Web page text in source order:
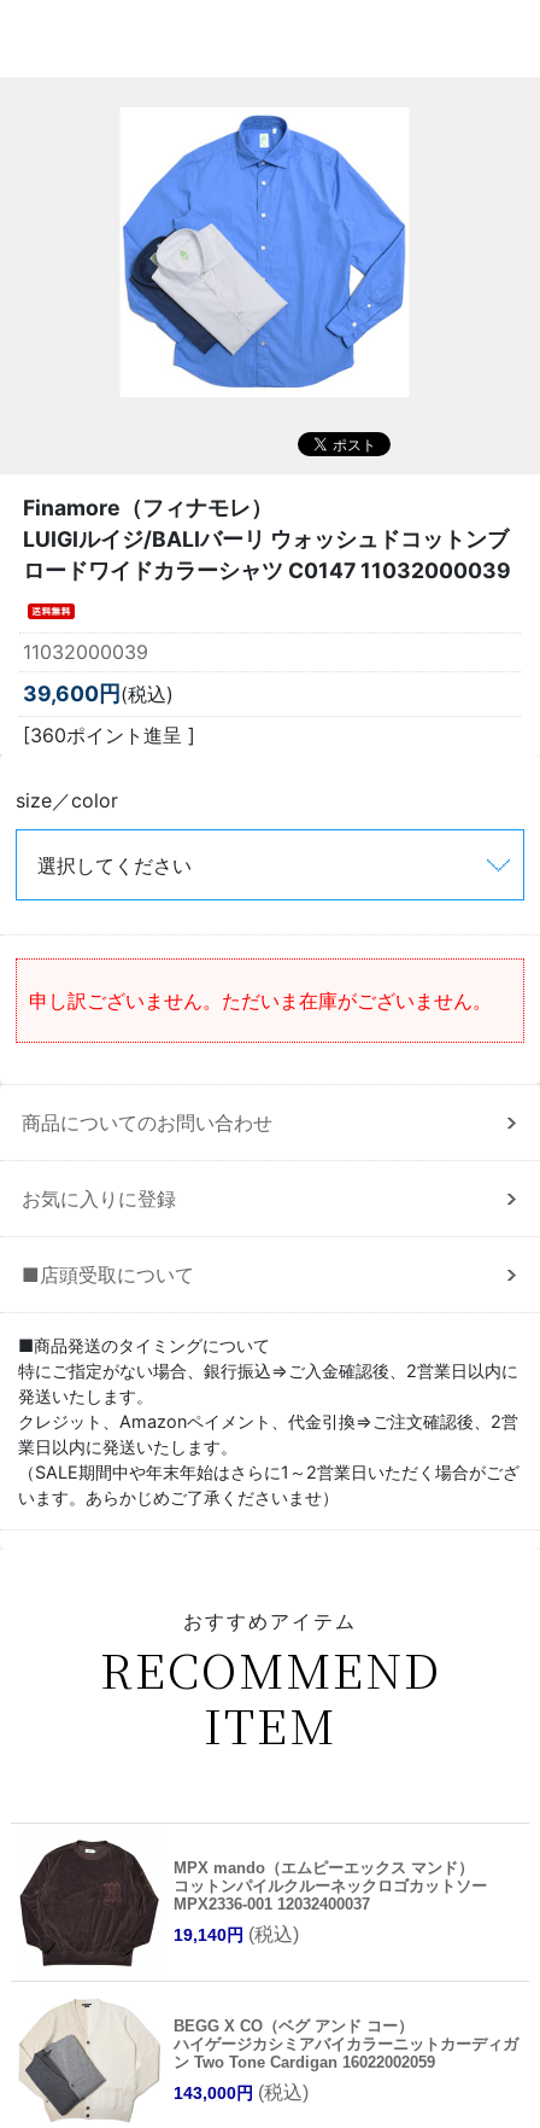
Finamore（フィナモレ）
LUIGIルイジ/BALIバーリ ウォッシュドコットンブ
ロードワイドカラーシャツ C0147 11032000039
11032000039
39,600円(税込)
[360ポイント進呈 ]
size／color
申し訳ございません。ただいま在庫がございません。
商品についてのお問い合わせ
お気に入りに登録
■店頭受取について
■商品発送のタイミングについて
特にご指定がない場合、銀行振込⇒ご入金確認後、2営業日以内に
発送いたします。
クレジット、Amazonペイメント、代金引換⇒ご注文確認後、2営
業日以内に発送いたします。
（SALE期間中や年末年始はさらに1～2営業日いただく場合がござ
います。あらかじめご了承くださいませ）
おすすめアイテム
RECOMMEND
ITEM
MPX mando（エムピーエックス マンド）
コットンパイルクルーネックロゴカットソー
MPX2336-001 12032400037
19,140円 (税込)
BEGG X CO（ベグ アンド コー）
ハイゲージカシミアバイカラーニットカーディガ
ン Two Tone Cardigan 16022002059
143,000円 (税込)